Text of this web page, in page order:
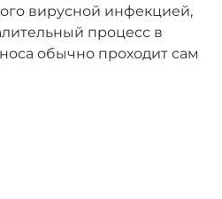
вирусной инфекцией,
процесс в
обычно проходит сам